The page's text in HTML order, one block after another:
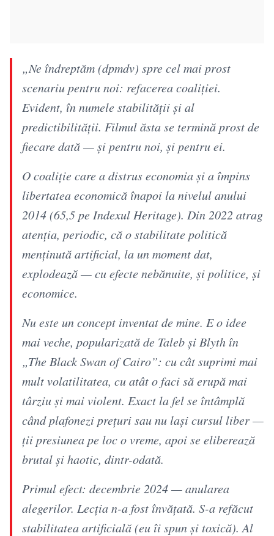
„Ne îndreptăm (dpmdv) spre cel mai prost
scenariu pentru noi: refacerea coaliției.
Evident, în numele stabilității și al
predictibilității. Filmul ăsta se termină prost de
fiecare dată — și pentru noi, și pentru ei.
O coaliție care a distrus economia și a împins
libertatea economică înapoi la nivelul anului
2014 (65,5 pe Indexul Heritage). Din 2022 atrag
atenția, periodic, că o stabilitate politică
menținută artificial, la un moment dat,
explodează — cu efecte nebănuite, și politice, și
economice.
Nu este un concept inventat de mine. E o idee
mai veche, popularizată de Taleb și Blyth în
„The Black Swan of Cairo”: cu cât suprimi mai
mult volatilitatea, cu atât o faci să erupă mai
târziu și mai violent. Exact la fel se întâmplă
când plafonezi prețuri sau nu lași cursul liber —
ții presiunea pe loc o vreme, apoi se eliberează
brutal și haotic, dintr-odată.
Primul efect: decembrie 2024 — anularea
alegerilor. Lecția n-a fost învățată. S-a refăcut
stabilitatea artificială (eu îi spun și toxică). Al